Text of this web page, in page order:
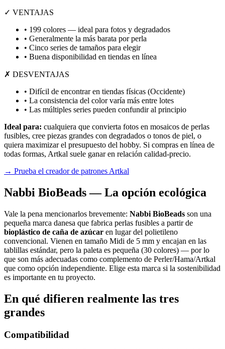
✓ VENTAJAS
• 199 colores — ideal para fotos y degradados
• Generalmente la más barata por perla
• Cinco series de tamaños para elegir
• Buena disponibilidad en tiendas en línea
✗ DESVENTAJAS
• Difícil de encontrar en tiendas físicas (Occidente)
• La consistencia del color varía más entre lotes
• Las múltiples series pueden confundir al principio
Ideal para: cualquiera que convierta fotos en mosaicos de perlas
fusibles, cree piezas grandes con degradados o tonos de piel, o
quiera maximizar el presupuesto del hobby. Si compras en línea de
todas formas, Artkal suele ganar en relación calidad-precio.
→ Prueba el creador de patrones Artkal
Nabbi BioBeads — La opción ecológica
Vale la pena mencionarlos brevemente: Nabbi BioBeads son una
pequeña marca danesa que fabrica perlas fusibles a partir de
bioplástico de caña de azúcar en lugar del polietileno
convencional. Vienen en tamaño Midi de 5 mm y encajan en las
tablillas estándar, pero la paleta es pequeña (30 colores) — por lo
que son más adecuadas como complemento de Perler/Hama/Artkal
que como opción independiente. Elige esta marca si la sostenibilidad
es importante en tu proyecto.
En qué difieren realmente las tres
grandes
Compatibilidad